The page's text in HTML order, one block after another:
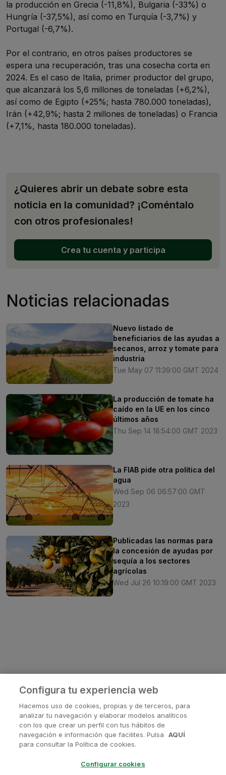
la producción en Grecia (-11,8%), Bulgaria (-33%) o
Hungría (-37,5%), así como en Turquía (-3,7%) y
Portugal (-6,7%).
Por el contrario, en otros países productores se
espera una recuperación, tras una cosecha corta en
2024. Es el caso de Italia, primer productor del grupo,
que alcanzará los 5,6 millones de toneladas (+6,2%),
así como de Egipto (+25%; hasta 780.000 toneladas),
Irán (+42,9%; hasta 2 millones de toneladas) o Francia
(+7,1%, hasta 180.000 toneladas).
¿Quieres abrir un debate sobre esta
noticia en la comunidad? ¡Coméntalo
con otros profesionales!
Crea tu cuenta y participa
Noticias relacionadas
Nuevo listado de
beneficiarios de las ayudas a
secanos, arroz y tomate para
industria
Tue May 07 11:39:00 GMT 2024
La producción de tomate ha
caído en la UE en los cinco
últimos años
Thu Sep 14 18:54:00 GMT 2023
La FIAB pide otra política del
agua
Wed Sep 06 06:57:00 GMT
2023
Publicadas las normas para
la concesión de ayudas por
sequía a los sectores
agrícolas
Wed Jul 26 10:19:00 GMT 2023
¿Tienes alguna pregunta?
Contactanos en
Configura tu experiencia web
Hacemos uso de cookies, propias y de terceros, para
analizar tu navegación y elaborar modelos analíticos
con los que crear un perfil con tus hábitos de
navegación e información que facilites. Pulsa
AQUÍ
para consultar la Política de cookies.
Configurar cookies